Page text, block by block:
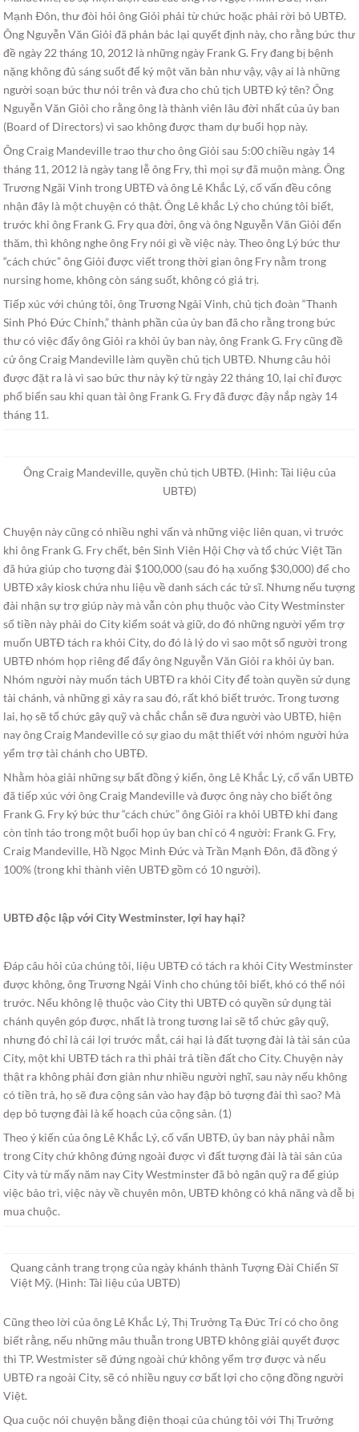
Mạnh Ðôn, thư đòi hỏi ông Giỏi phải từ chức hoặc phải rời bỏ UBTÐ.
Ông Nguyễn Văn Giỏi đã phản bác lại quyết định này, cho rằng bức thư
đề ngày 22 tháng 10, 2012 là những ngày Frank G. Fry đang bị bệnh
nặng không đủ sáng suốt để ký một văn bản như vậy, vậy ai là những
người soạn bức thư nói trên và đưa cho chủ tịch UBTÐ ký tên? Ông
Nguyễn Văn Giỏi cho rằng ông là thành viên lâu đời nhất của ủy ban
(Board of Directors) vì sao không được tham dự buổi họp này.
Ông Craig Mandeville trao thư cho ông Giỏi sau 5:00 chiều ngày 14
tháng 11, 2012 là ngày tang lễ ông Fry, thì mọi sự đã muộn màng. Ông
Trương Ngãi Vinh trong UBTÐ và ông Lê Khắc Lý, cố vấn đều công
nhận đây là một chuyện có thật. Ông Lê khắc Lý cho chúng tôi biết,
trước khi ông Frank G. Fry qua đời, ông và ông Nguyễn Văn Giỏi đến
thăm, thì không nghe ông Fry nói gì về việc này. Theo ông Lý bức thư
“cách chức” ông Giỏi được viết trong thời gian ông Fry nằm trong
nursing home, không còn sáng suốt, không có giá trị.
Tiếp xúc với chúng tôi, ông Trương Ngải Vinh, chủ tịch đoàn “Thanh
Sinh Phó Ðức Chính,” thành phần của ủy ban đã cho rằng trong bức
thư có việc đẩy ông Giỏi ra khỏi ủy ban này, ông Frank G. Fry cũng đề
cử ông Craig Mandeville làm quyền chủ tịch UBTÐ. Nhưng câu hỏi
được đặt ra là vì sao bức thư này ký từ ngày 22 tháng 10, lại chỉ được
phổ biến sau khi quan tài ông Frank G. Fry đã được đậy nắp ngày 14
tháng 11.
Ông Craig Mandeville, quyền chủ tịch UBTÐ. (Hình: Tài liệu của
UBTÐ)
Chuyện này cũng có nhiều nghi vấn và những việc liên quan, vì trước
khi ông Frank G. Fry chết, bên Sinh Viên Hội Chợ và tổ chức Việt Tân
đã hứa giúp cho tượng đài $100,000 (sau đó hạ xuống $30,000) để cho
UBTÐ xây kiosk chứa nhu liệu về danh sách các tử sĩ. Nhưng nếu tượng
đài nhận sự trợ giúp này mà vẫn còn phụ thuộc vào City Westminster
số tiền này phải do City kiểm soát và giữ, do đó những người yểm trợ
muốn UBTÐ tách ra khỏi City, do đó là lý do vì sao một số người trong
UBTÐ nhóm họp riêng để đẩy ông Nguyễn Văn Giỏi ra khỏi ủy ban.
Nhóm người này muốn tách UBTÐ ra khỏi City để toàn quyền sử dụng
tài chánh, và những gì xảy ra sau đó, rất khó biết trước. Trong tương
lai, họ sẽ tổ chức gây quỹ và chắc chắn sẽ đưa người vào UBTÐ, hiện
nay ông Craig Mandeville có sự giao du mật thiết với nhóm người hứa
yểm trợ tài chánh cho UBTÐ.
Nhằm hòa giải những sự bất đồng ý kiến, ông Lê Khắc Lý, cố vấn UBTÐ
đã tiếp xúc với ông Craig Mandeville và được ông này cho biết ông
Frank G. Fry ký bức thư “cách chức” ông Giỏi ra khỏi UBTÐ khi đang
còn tỉnh táo trong một buổi họp ủy ban chỉ có 4 người: Frank G. Fry,
Craig Mandeville, Hồ Ngọc Minh Ðức và Trần Mạnh Ðôn, đã đồng ý
100% (trong khi thành viên UBTÐ gồm có 10 người).
UBTÐ độc lập với City Westminster, lợi hay hại?
Ðáp câu hỏi của chúng tôi, liệu UBTÐ có tách ra khỏi City Westminster
được không, ông Trương Ngải Vinh cho chúng tôi biết, khó có thể nói
trước. Nếu không lệ thuộc vào City thì UBTÐ có quyền sử dụng tài
chánh quyên góp được, nhất là trong tương lai sẽ tổ chức gây quỹ,
nhưng đó chỉ là cái lợi trước mắt, cái hại là đất tượng đài là tài sản của
City, một khi UBTÐ tách ra thì phải trả tiền đất cho City. Chuyện này
thật ra không phải đơn giản như nhiều người nghĩ, sau này nếu không
có tiền trả, họ sẽ đưa cộng sản vào hay đập bỏ tượng đài thì sao? Mà
dẹp bỏ tượng đài là kế hoạch của cộng sản. (1)
Theo ý kiến của ông Lê Khắc Lý, cố vấn UBTÐ, ủy ban này phải nằm
trong City chứ không đứng ngoài được vì đất tượng đài là tài sản của
City và từ mấy năm nay City Westminster đã bỏ ngân quỹ ra để giúp
việc bảo trì, việc này về chuyên môn, UBTÐ không có khả năng và dễ bị
mua chuộc.
Quang cảnh trang trọng của ngày khánh thành Tượng Ðài Chiến Sĩ
Việt Mỹ. (Hình: Tài liệu của UBTÐ)
Cũng theo lời của ông Lê Khắc Lý, Thị Trưởng Tạ Ðức Trí có cho ông
biết rằng, nếu những mâu thuẫn trong UBTÐ không giải quyết được
thì TP. Westmister sẽ đứng ngoài chứ không yểm trợ được và nếu
UBTÐ ra ngoài City, sẽ có nhiều nguy cơ bất lợi cho cộng đồng người
Việt.
Qua cuộc nói chuyện bằng điện thoại của chúng tôi với Thị Trưởng